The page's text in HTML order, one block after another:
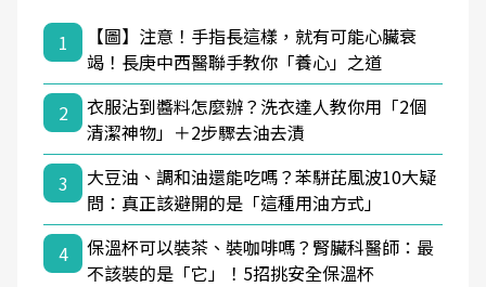
1
【圖】注意！手指長這樣，就有可能心臟衰
竭！長庚中西醫聯手教你「養心」之道
2
衣服沾到醬料怎麼辦？洗衣達人教你用「2個
清潔神物」＋2步驟去油去漬
3
大豆油、調和油還能吃嗎？苯駢芘風波10大疑
問：真正該避開的是「這種用油方式」
4
保溫杯可以裝茶、裝咖啡嗎？腎臟科醫師：最
不該裝的是「它」！5招挑安全保溫杯